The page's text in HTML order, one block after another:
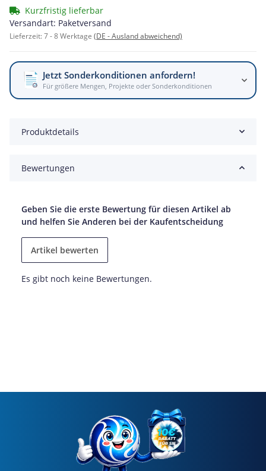
Kurzfristig lieferbar
Versandart: Paketversand
Lieferzeit:7 - 8 Werktage (DE - Ausland abweichend)
Jetzt Sonderkonditionen anfordern!
Für größere Mengen, Projekte oder Sonderkonditionen
Produktdetails
Bewertungen
Geben Sie die erste Bewertung für diesen Artikel ab
und helfen Sie Anderen bei der Kaufentscheidung
Artikel bewerten
Es gibt noch keine Bewertungen.